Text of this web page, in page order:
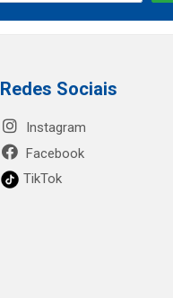
Redes Sociais
Instagram
Facebook
TikTok